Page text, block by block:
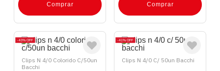
Comprar Comprar
43% OFF
Clips N 4/0 Colorido C/50un
Bacchi
41% OFF
Clips N 4/0 C/ 50un Bacchi